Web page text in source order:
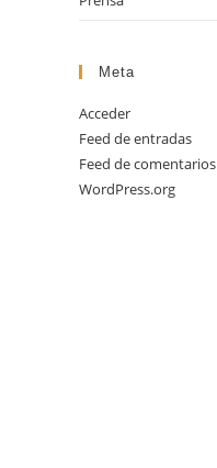
Meta
Acceder
Feed de entradas
Feed de comentarios
WordPress.org